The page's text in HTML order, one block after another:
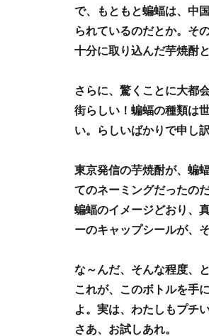
で、もともと蝙蝠は、中
られているのだとか。そ
十分に取り込んだ芋焼酎
さらに、驚くことに大都
街らしい！蝙蝠の種類は
い。らしいばかりで申し
東京発信の芋焼酎が、蝙
てのネーミングだったのだ
蝙蝠のイメージどおり、
ーのキャップシールが、
な～んだ、そんな程度、
これが、このボトルを手
よ。実は、わたしもプチ
さあ、お試しあれ。